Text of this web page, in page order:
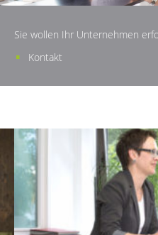
Sie wollen Ihr Unternehmen
Kontakt